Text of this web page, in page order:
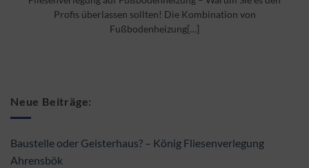
Profis überlassen sollten! Die Kombination von
Fußbodenheizung[…]
Neue Beiträge:
Baustelle oder Geisterhaus? – König Fliesenverlegung
Ahrensbök